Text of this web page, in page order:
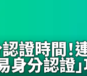
證時間
身分認證